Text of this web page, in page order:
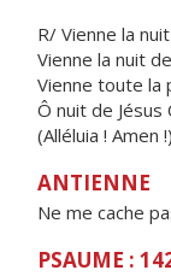
R/ Vienne la
Vienne la nuit
Vienne toute la
Ô nuit de Jésus
(Alléluia ! Amen !)
ANTIENNE
Ne me cache
PSAUME :